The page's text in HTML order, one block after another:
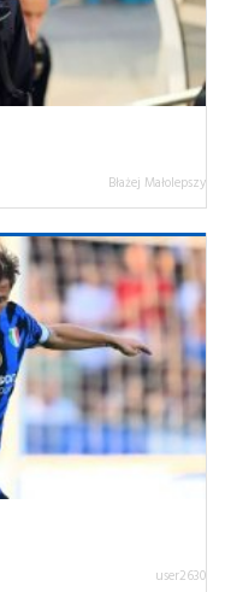
Błażej Małolepszy
user2630